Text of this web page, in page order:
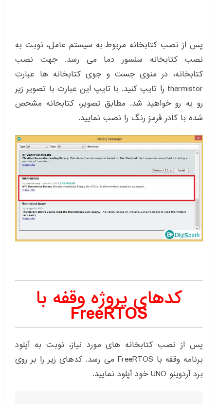
پس از نصب کتابخانه مربوط به سیستم عامل، نوبت به
نصب کتابخانه سنسور دما می رسد. جهت نصب
کتابخانه، در منوی جست و جوی کتابخانه ها عبارت
thermistor را تایپ کنید. با تایپ این عبارت با تصویر زیر
رو به رو خواهید شد. مطابق تصویر، کتابخانه مشخص
شده با کادر قرمز رنگ را نصب نمایید.
کدهای پروژه وقفه با
FreeRTOS
پس از نصب کتابخانه های مورد نیاز، نوبت به آپلود
برنامه وقفه با FreeRTOS می رسد. کدهای زیر را بر روی
برد آردوینو UNO خود آپلود نمایید.